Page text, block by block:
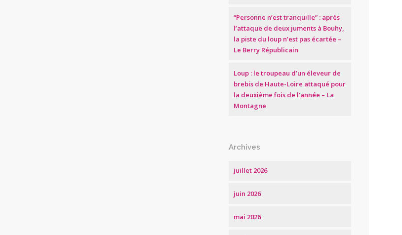
“Personne n’est tranquille” : après
l’attaque de deux juments à Bouhy,
la piste du loup n’est pas écartée –
Le Berry Républicain
Loup : le troupeau d’un éleveur de
brebis de Haute-Loire attaqué pour
la deuxième fois de l’année – La
Montagne
Archives
juillet 2026
juin 2026
mai 2026